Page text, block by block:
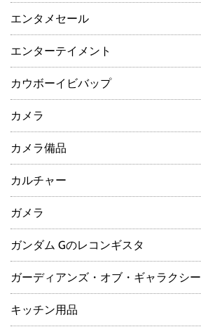
エンタメセール
エンターテイメント
カウボーイビバップ
カメラ
カメラ備品
カルチャー
ガメラ
ガンダム Gのレコンギスタ
ガーディアンズ・オブ・ギャラクシー
キッチン用品